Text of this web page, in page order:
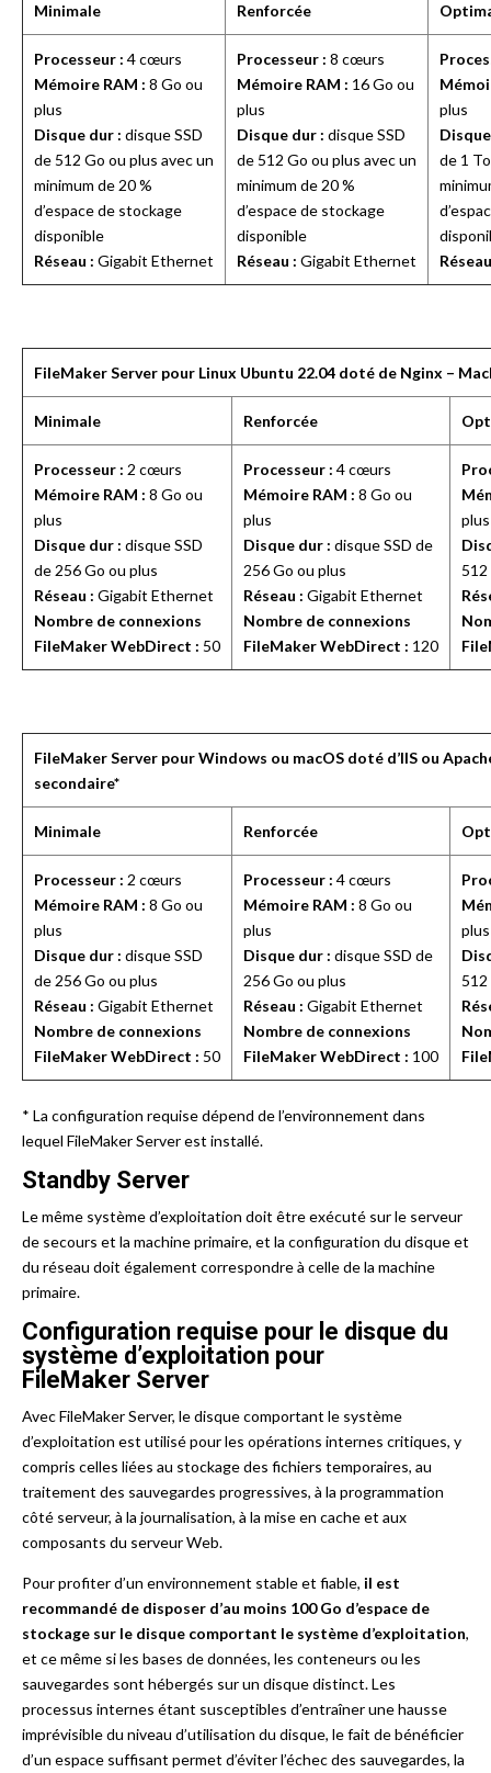
Minimale Renforcée
Processeur : 4 cœurs
Mémoire RAM : 8 Go ou
plus
Disque dur : disque SSD
de 512 Go ou plus avec un
minimum de 20 %
d’espace de stockage
disponible
Réseau : Gigabit Ethernet
Processeur : 8 cœurs
Mémoire RAM : 16 Go ou
plus
Disque dur : disque SSD
de 512 Go ou plus avec un
minimum de 20 %
d’espace de stockage
disponible
Réseau : Gigabit Ethernet
plus
de 1
FileMaker Server pour Linux Ubuntu 22.04 doté de Nginx –
Minimale Renforcée
Processeur : 2 cœurs
Mémoire RAM : 8 Go ou
plus
Disque dur : disque SSD
de 256 Go ou plus
Réseau : Gigabit Ethernet
Nombre de connexions
FileMaker WebDirect : 50
Processeur : 4 cœurs
Mémoire RAM : 8 Go ou
plus
Disque dur : disque SSD de
256 Go ou plus
Réseau : Gigabit Ethernet
Nombre de connexions
FileMaker WebDirect : 120
plus
512
FileMaker Server pour Windows ou macOS doté d’IIS ou
secondaire*
Minimale Renforcée
Processeur : 2 cœurs
Mémoire RAM : 8 Go ou
plus
Disque dur : disque SSD
de 256 Go ou plus
Réseau : Gigabit Ethernet
Nombre de connexions
FileMaker WebDirect : 50
Processeur : 4 cœurs
Mémoire RAM : 8 Go ou
plus
Disque dur : disque SSD de
256 Go ou plus
Réseau : Gigabit Ethernet
Nombre de connexions
FileMaker WebDirect : 100
plus
512
* La configuration requise dépend de l’environnement dans
lequel FileMaker Server est installé.
Standby Server
Le même système d’exploitation doit être exécuté sur le serveur
de secours et la machine primaire, et la configuration du disque et
du réseau doit également correspondre à celle de la machine
primaire.
Configuration requise pour le disque du
système d’exploitation pour
FileMaker Server
Avec FileMaker Server, le disque comportant le système
d’exploitation est utilisé pour les opérations internes critiques, y
compris celles liées au stockage des fichiers temporaires, au
traitement des sauvegardes progressives, à la programmation
côté serveur, à la journalisation, à la mise en cache et aux
composants du serveur Web.
Pour profiter d’un environnement stable et fiable, il est
recommandé de disposer d’au moins 100 Go d’espace de
stockage sur le disque comportant le système d’exploitation,
et ce même si les bases de données, les conteneurs ou les
sauvegardes sont hébergés sur un disque distinct. Les
processus internes étant susceptibles d’entraîner une hausse
imprévisible du niveau d’utilisation du disque, le fait de bénéficier
d’un espace suffisant permet d’éviter l’échec des sauvegardes, la